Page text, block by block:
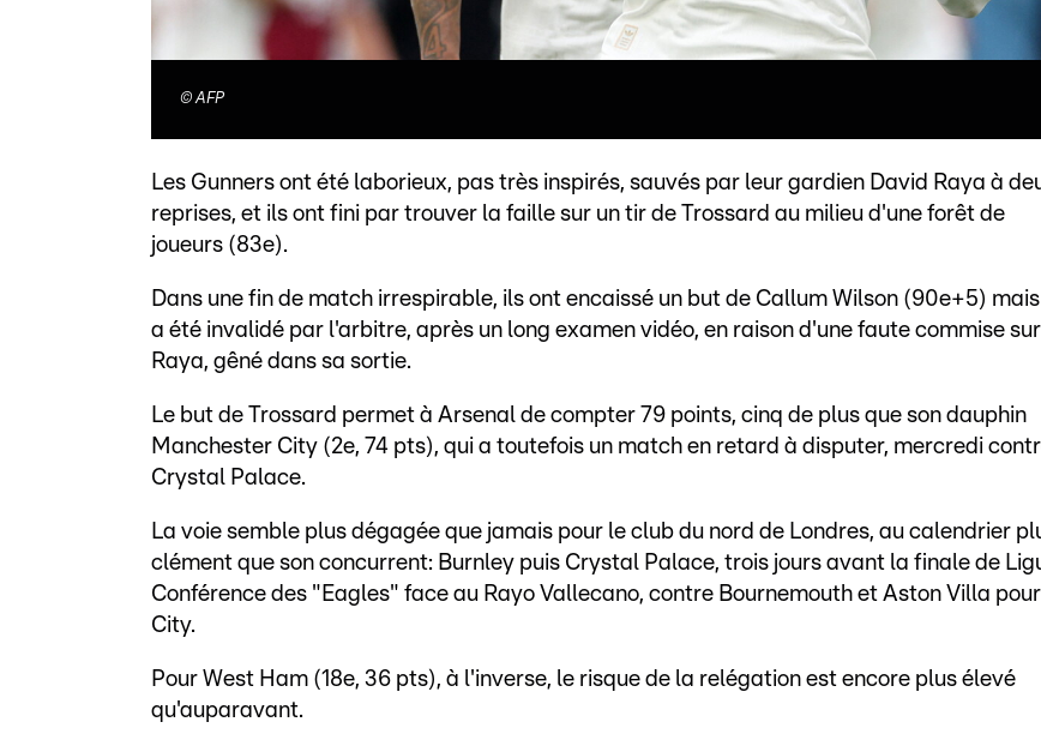
©AFP
Les Gunners ont été laborieux, pas très inspirés, sauvés par leur gardien David Raya à
reprises, et ils ont fini par trouver la faille sur un tir de Trossard au milieu d'une forêt de
joueurs (83e).
Dans une fin de match irrespirable, ils ont encaissé un but de Callum Wilson (90e+5)
a été invalidé par l'arbitre, après un long examen vidéo, en raison d'une faute commise sur
Raya, gêné dans sa sortie.
Le but de Trossard permet à Arsenal de compter 79 points, cinq de plus que son dauphin
Manchester City (2e, 74 pts), qui a toutefois un match en retard à disputer, mercredi
Crystal Palace.
La voie semble plus dégagée que jamais pour le club du nord de Londres, au calendrier
clément que son concurrent: Burnley puis Crystal Palace, trois jours avant la finale de
Conférence des "Eagles" face au Rayo Vallecano, contre Bournemouth et Aston Villa pour
City.
Pour West Ham (18e, 36 pts), à l'inverse, le risque de la relégation est encore plus élevé
qu'auparavant.